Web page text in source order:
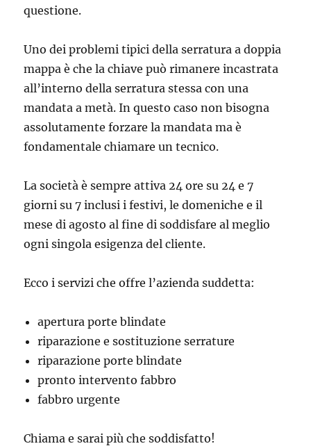
questione.
Uno dei problemi tipici della serratura a doppia
mappa è che la chiave può rimanere incastrata
all’interno della serratura stessa con una
mandata a metà. In questo caso non bisogna
assolutamente forzare la mandata ma è
fondamentale chiamare un tecnico.
La società è sempre attiva 24 ore su 24 e 7
giorni su 7 inclusi i festivi, le domeniche e il
mese di agosto al fine di soddisfare al meglio
ogni singola esigenza del cliente.
Ecco i servizi che offre l’azienda suddetta:
apertura porte blindate
riparazione e sostituzione serrature
riparazione porte blindate
pronto intervento fabbro
fabbro urgente
Chiama e sarai più che soddisfatto!